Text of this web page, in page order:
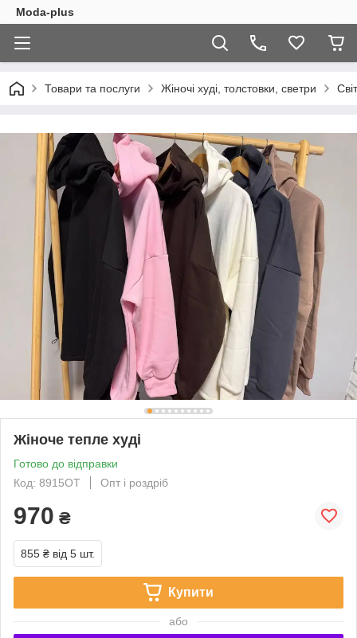
Moda-plus
Товари та послуги Жіночі худі, толстовки, светри
Жіноче тепле худі
Готово до відправки
Код: 8915ОТ
Опт і роздріб
970 ₴
855 ₴ від 5 шт.
Купити
або